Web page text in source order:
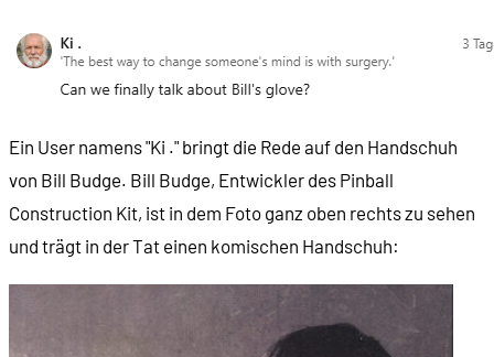
Ein User namens "Ki ." bringt die Rede auf den Handschuh
von Bill Budge. Bill Budge, Entwickler des Pinball
Construction Kit, ist in dem Foto ganz oben rechts zu sehen
und trägt in der Tat einen komischen Handschuh: